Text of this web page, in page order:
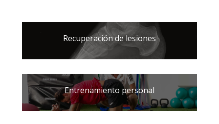
Recuperación de lesiones
Entrenamiento personal